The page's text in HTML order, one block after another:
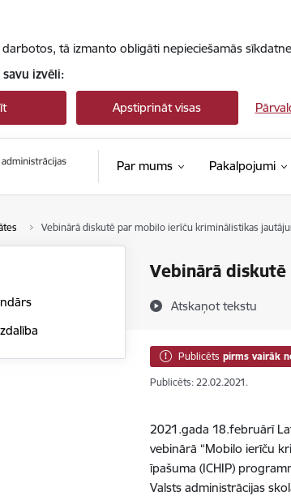
darbotos, tā izmanto obligāti nepieciešamās
izvēli:
Apstiprināt visas
Par mums Pakalpojumi
Vebinārā diskutē par mobilo ierīču kriminālistikas
Vebinārā
Atskaņot tekstu
Publicēts pirms vairāk
Publicēts: 22.02.2021.
2021.gada 18.februārī
vebinārā “Mobilo ierīču
īpašuma (ICHIP)
Valsts administrācijas